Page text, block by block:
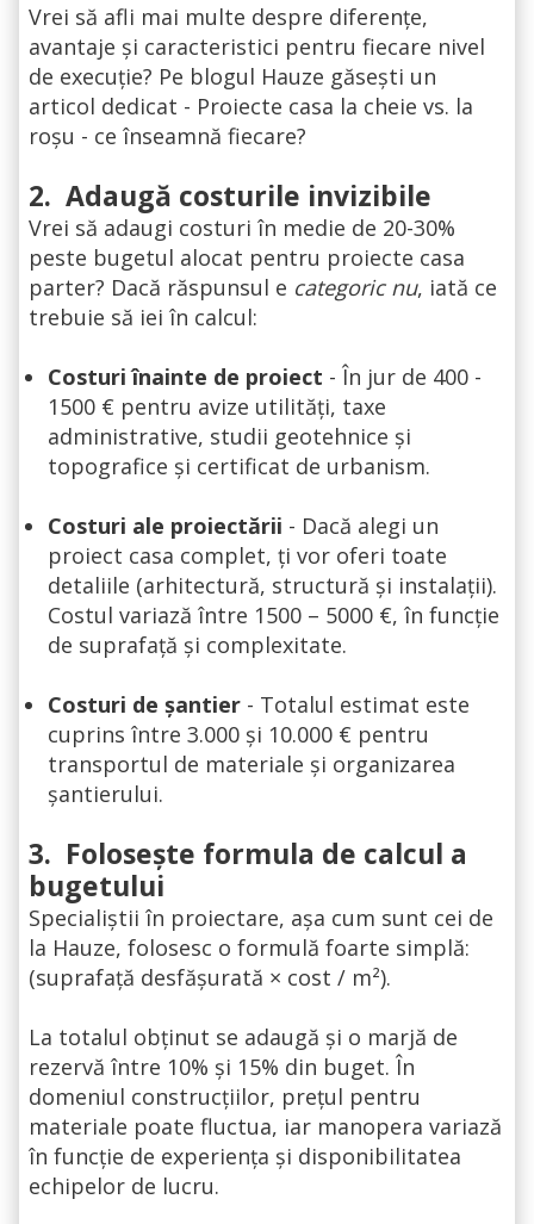
Vrei să afli mai multe despre diferențe,
avantaje și caracteristici pentru fiecare nivel
de execuție? Pe blogul Hauze găsești un
articol dedicat - Proiecte casa la cheie vs. la
roșu - ce înseamnă fiecare?
2. Adaugă costurile invizibile
Vrei să adaugi costuri în medie de 20-30%
peste bugetul alocat pentru proiecte casa
parter? Dacă răspunsul e categoric nu, iată ce
trebuie să iei în calcul:
Costuri înainte de proiect - În jur de 400 -
1500 € pentru avize utilități, taxe
administrative, studii geotehnice și
topografice și certificat de urbanism.
Costuri ale proiectării - Dacă alegi un
proiect casa complet, ți vor oferi toate
detaliile (arhitectură, structură și instalații).
Costul variază între 1500 – 5000 €, în funcție
de suprafață și complexitate.
Costuri de șantier - Totalul estimat este
cuprins între 3.000 și 10.000 € pentru
transportul de materiale și organizarea
șantierului.
3. Folosește formula de calcul a
bugetului
Specialiștii în proiectare, așa cum sunt cei de
la Hauze, folosesc o formulă foarte simplă:
(suprafață desfășurată × cost / m²).
La totalul obținut se adaugă și o marjă de
rezervă între 10% și 15% din buget. În
domeniul construcțiilor, prețul pentru
materiale poate fluctua, iar manopera variază
în funcție de experiența și disponibilitatea
echipelor de lucru.